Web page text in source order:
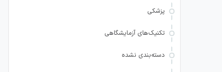
پزشکی
تکنیک‌های آزمایشگاهی
دسته‌بندی نشده